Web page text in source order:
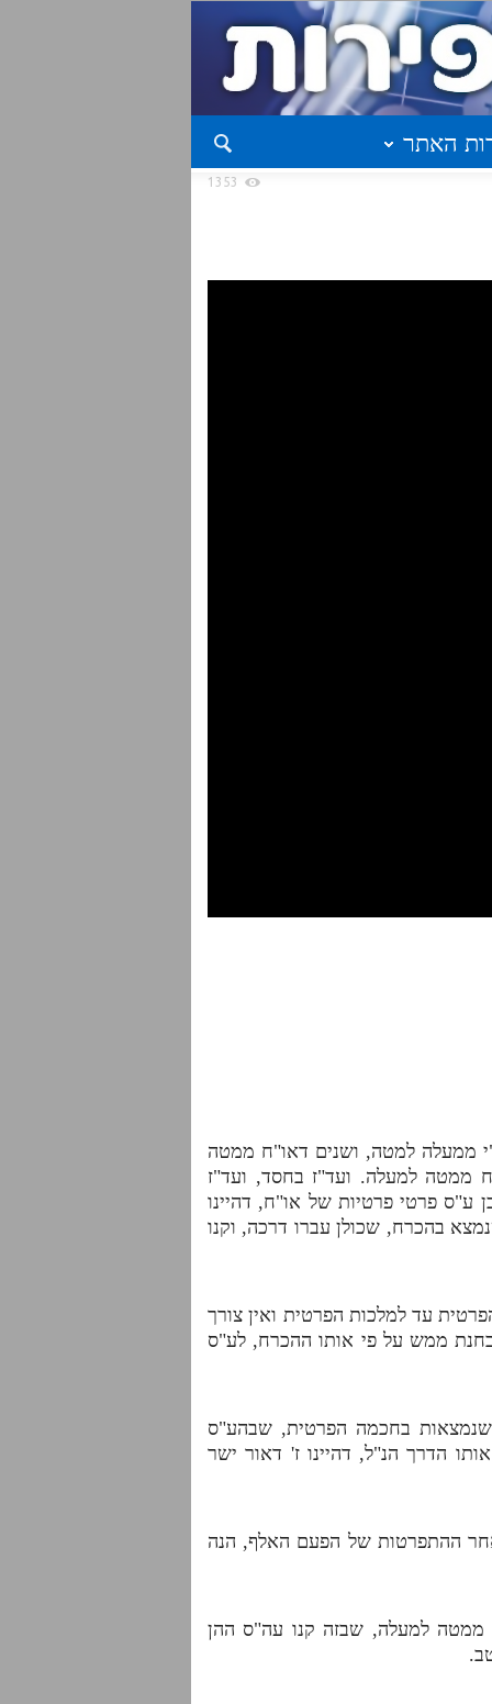
האתר
1353
ממעלה למטה, ושנים דאו"ח ממטה
ממטה למעלה. ועד"ז בחסד, ועד"ז
פרטי פרטיות של או"ח, דהיינו
בהכרח, שכולן עברו דרכה, וקנו
עד למלכות הפרטית ואין צורך
ממש על פי אותו ההכרח, לע"ס
בחכמה הפרטית, שבהע"ס
הדרך הנ"ל, דהיינו ז' דאור ישר
ההתפרטות של הפעם האלף, הנה
למעלה, שבזה קנו עה"ס ההן